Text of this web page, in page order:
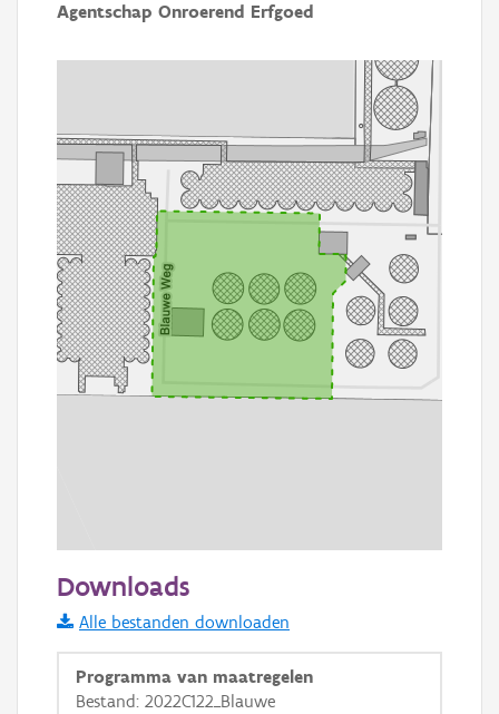
Agentschap Onroerend Erfgoed
Informatie Vlaanderen
i
Downloads
Alle bestanden downloaden
Programma van maatregelen
Bestand: 2022C122_Blauwe